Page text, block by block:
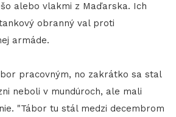
alebo vlakmi z Maďarska. Ich
obranný val proti
armáde.
pracovným, no zakrátko sa stal
neboli v mundúroch, ale mali
"Tábor tu stál medzi decembrom